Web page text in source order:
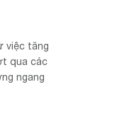
việc tăng
qua các
ngang